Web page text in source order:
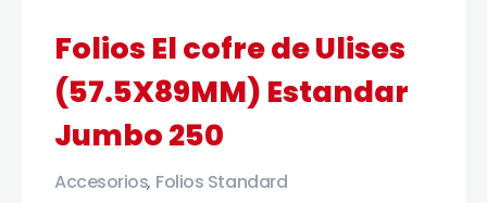
Folios El cofre de Ulises
(57.5X89MM) Estandar
Jumbo 250
Accesorios, Folios Standard